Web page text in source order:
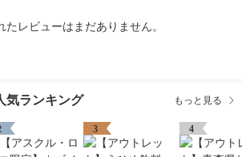
たレビューはまだありません。
気ランキング もっと見る
3 4